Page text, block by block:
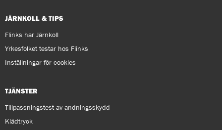
JÄRNKOLL & TIPS
Flinks har Järnkoll
Yrkesfolket testar hos Flinks
Inställningar för cookies
TJÄNSTER
Tillpassningstest av andningsskydd
Klädtryck